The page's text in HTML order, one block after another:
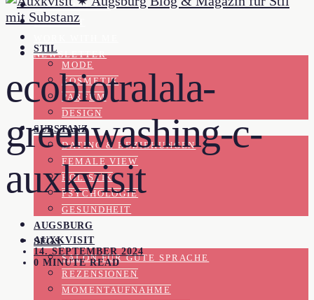
KOOPERATION
KONTAKT
NEWSLETTER
STIL
MODE
KOSMETIK
PARFUM
DESIGN
SUBSTANZ
DATING & BEZIEHUNGEN
FEMALE VIEW
HOLISTIK
PSYCHOLOGIE
GESUNDHEIT
AUGSBURG
SFGS
SALON FÜR GUTE SPRACHE
REZENSIONEN
MOMENTAUFNAHME
ecobiotralala-
greenwashing-c-
auxkvisit
AUXKVISIT
14. SEPTEMBER 2024
0 MINUTE READ